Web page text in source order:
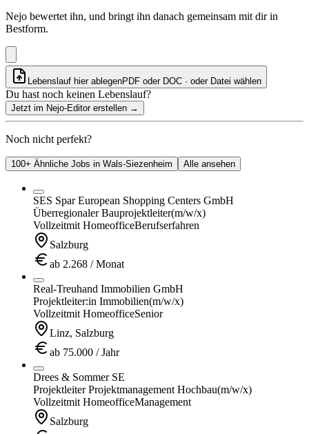
Nejo bewertet ihn, und bringt ihn danach gemeinsam mit dir in
Bestform.
Lebenslauf hier ablegenPDF oder DOC · oder Datei wählen
Du hast noch keinen Lebenslauf?
Jetzt im Nejo-Editor erstellen →
Noch nicht perfekt?
100+ Ähnliche Jobs in Wals-Siezenheim Alle ansehen
SES Spar European Shopping Centers GmbH
Überregionaler Bauprojektleiter(m/w/x)
Vollzeitmit HomeofficeBerufserfahren
Salzburg
ab 2.268 / Monat
Real-Treuhand Immobilien GmbH
Projektleiter:in Immobilien(m/w/x)
Vollzeitmit HomeofficeSenior
Linz, Salzburg
ab 75.000 / Jahr
Drees & Sommer SE
Projektleiter Projektmanagement Hochbau(m/w/x)
Vollzeitmit HomeofficeManagement
Salzburg